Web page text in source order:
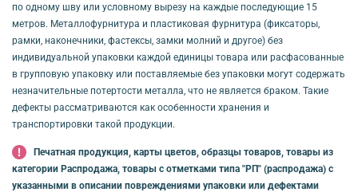
по одному шву или условному вырезу на каждые последующие 15
метров. Металлофурнитура и пластиковая фурнитура (фиксаторы,
рамки, наконечники, фастексы, замки молний и другое) без
индивидуальной упаковки каждой единицы товара или расфасованные
в групповую упаковку или поставляемые без упаковки могут содержать
незначительные потертости металла, что не является браком. Такие
дефекты рассматриваются как особенности хранения и
транспортировки такой продукции.
Печатная продукция, карты цветов, образцы товаров, товары из
категории Распродажа, товары с отметками типа "РП" (распродажа) с
указанными в описании повреждениями упаковки или дефектами